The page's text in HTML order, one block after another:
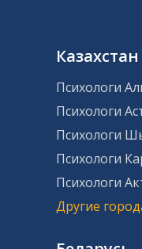
Казахстан
Психологи
Психологи
Психологи
Психологи
Психологи
Другие